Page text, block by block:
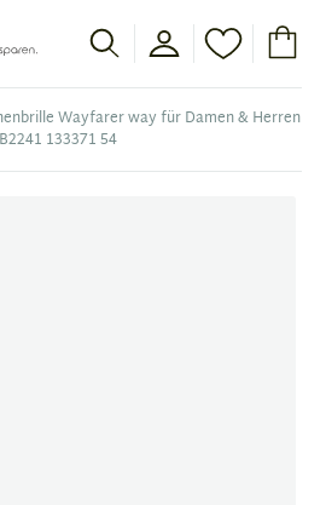
Wayfarer way für Damen & Herren
133371 54